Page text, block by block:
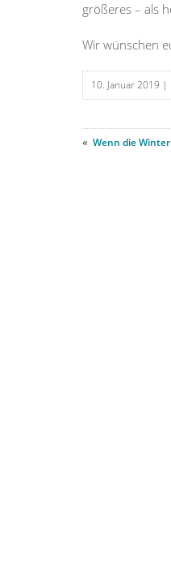
größeres – als
Wir wünschen
10. Januar 2019 |
« Wenn die